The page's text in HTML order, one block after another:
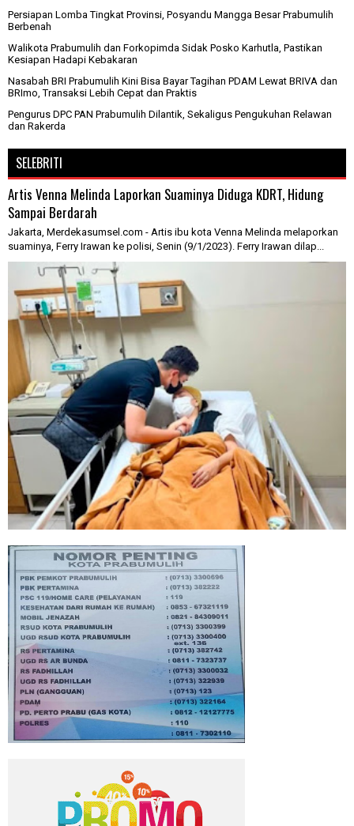
Persiapan Lomba Tingkat Provinsi, Posyandu Mangga Besar Prabumulih
Berbenah
Walikota Prabumulih dan Forkopimda Sidak Posko Karhutla, Pastikan
Kesiapan Hadapi Kebakaran
Nasabah BRI Prabumulih Kini Bisa Bayar Tagihan PDAM Lewat BRIVA dan
BRImo, Transaksi Lebih Cepat dan Praktis
Pengurus DPC PAN Prabumulih Dilantik, Sekaligus Pengukuhan Relawan
dan Rakerda
SELEBRITI
Artis Venna Melinda Laporkan Suaminya Diduga KDRT, Hidung
Sampai Berdarah
Jakarta, Merdekasumsel.com - Artis ibu kota Venna Melinda melaporkan
suaminya, Ferry Irawan ke polisi, Senin (9/1/2023). Ferry Irawan dilap...